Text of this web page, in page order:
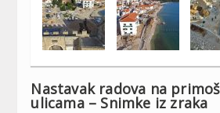
Nastavak radova na
ulicama – Snimke iz zraka